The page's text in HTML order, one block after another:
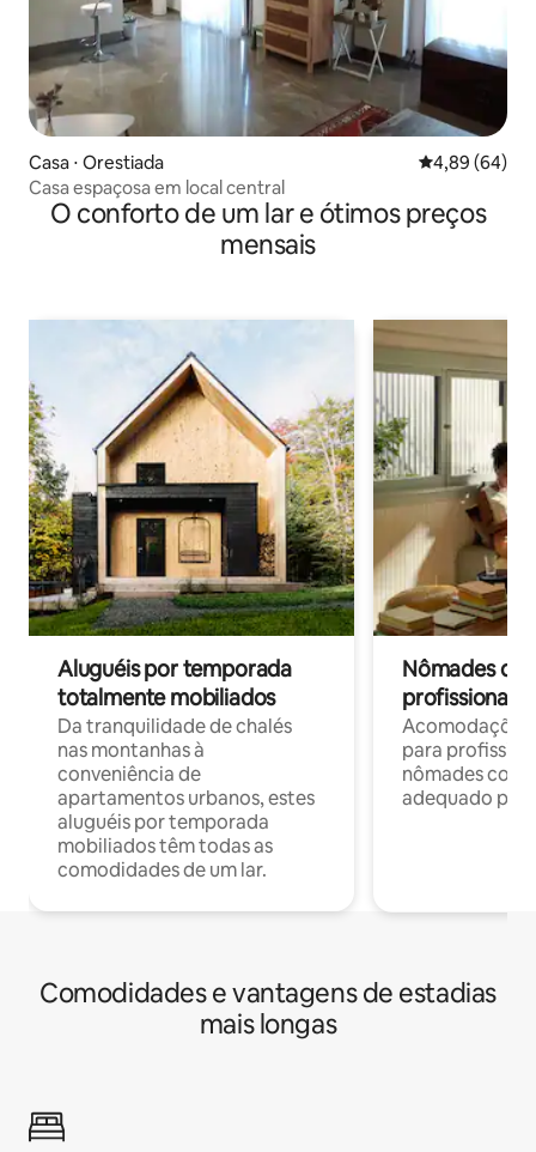
Casa ⋅ Orestiada 4,89 de uma
4,89 (64)
Casa espaçosa em local central
O conforto de um lar e ótimos preços
mensais
Aluguéis por temporada
totalmente mobiliados
Da tranquilidade de chalés
nas montanhas à
conveniência de
apartamentos urbanos, estes
aluguéis por temporada
mobiliados têm todas as
comodidades de um lar.
Nômades
profissionais
para
nômades com
adequado
Comodidades e vantagens de estadias
mais longas